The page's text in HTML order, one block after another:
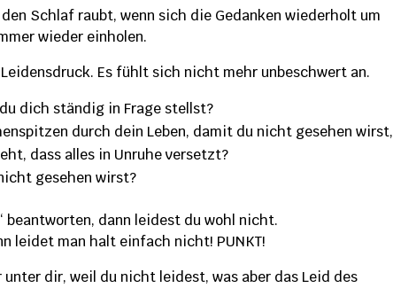
Schlaf raubt, wenn sich die Gedanken wiederholt um
wieder einholen.
Es fühlt sich nicht mehr unbeschwert an.
dich ständig in Frage stellst?
durch dein Leben, damit du nicht gesehen wirst,
dass alles in Unruhe versetzt?
gesehen wirst?
beantworten, dann leidest du wohl nicht.
leidet man halt einfach nicht! PUNKT!
dir, weil du nicht leidest, was aber das Leid des